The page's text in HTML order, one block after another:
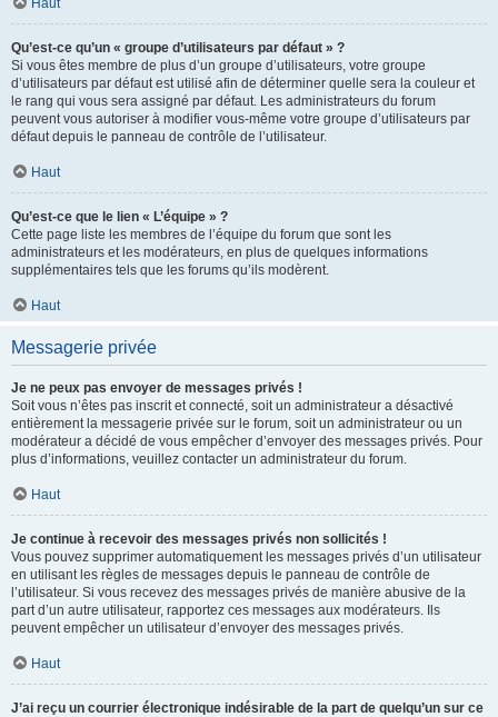
Haut
Qu’est-ce qu’un « groupe d’utilisateurs par défaut » ?
Si vous êtes membre de plus d’un groupe d’utilisateurs, votre groupe
d’utilisateurs par défaut est utilisé afin de déterminer quelle sera la couleur et
le rang qui vous sera assigné par défaut. Les administrateurs du forum
peuvent vous autoriser à modifier vous-même votre groupe d’utilisateurs par
défaut depuis le panneau de contrôle de l’utilisateur.
Haut
Qu’est-ce que le lien « L’équipe » ?
Cette page liste les membres de l’équipe du forum que sont les
administrateurs et les modérateurs, en plus de quelques informations
supplémentaires tels que les forums qu’ils modèrent.
Haut
Messagerie privée
Je ne peux pas envoyer de messages privés !
Soit vous n’êtes pas inscrit et connecté, soit un administrateur a désactivé
entièrement la messagerie privée sur le forum, soit un administrateur ou un
modérateur a décidé de vous empêcher d’envoyer des messages privés. Pour
plus d’informations, veuillez contacter un administrateur du forum.
Haut
Je continue à recevoir des messages privés non sollicités !
Vous pouvez supprimer automatiquement les messages privés d’un utilisateur
en utilisant les règles de messages depuis le panneau de contrôle de
l’utilisateur. Si vous recevez des messages privés de manière abusive de la
part d’un autre utilisateur, rapportez ces messages aux modérateurs. Ils
peuvent empêcher un utilisateur d’envoyer des messages privés.
Haut
J’ai reçu un courrier électronique indésirable de la part de quelqu’un sur ce